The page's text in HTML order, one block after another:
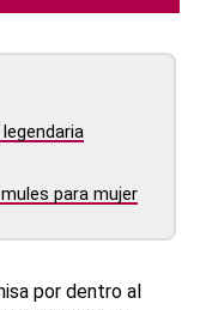
para mujer
por dentro al